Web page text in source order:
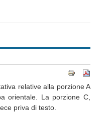
relative alla porzione A
orientale. La porzione C,
priva di testo.